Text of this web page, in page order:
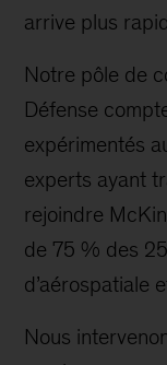
arrive plus
Notre pôle de
Défense
expérimentés
experts ayant
rejoindre
de 75 % des
d’aérospatiale
Nous